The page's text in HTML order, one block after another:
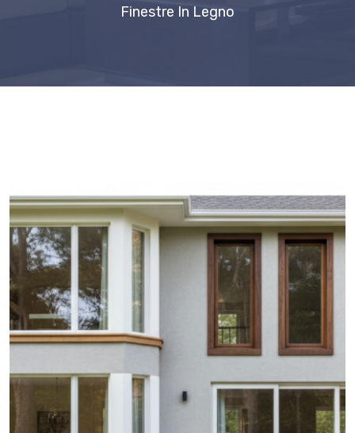
Finestre In Legno